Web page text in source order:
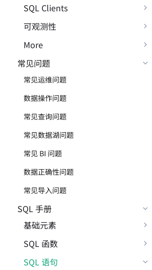
SQL Clients
可观测性
More
常见问题
常见运维问题
数据操作问题
常见查询问题
常见数据湖问题
常见 BI 问题
数据正确性问题
常见导入问题
SQL 手册
基础元素
SQL 函数
SQL 语句